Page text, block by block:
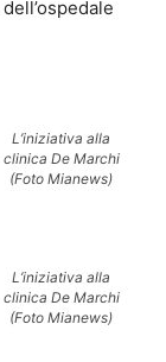
L’iniziativa alla
clinica De Marchi
(Foto Mianews)
L’iniziativa alla
clinica De Marchi
(Foto Mianews)